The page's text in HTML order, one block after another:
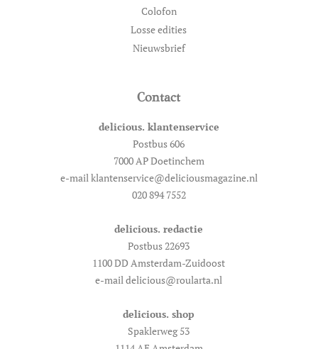
Colofon
Losse edities
Nieuwsbrief
Contact
delicious. klantenservice
Postbus 606
7000 AP Doetinchem
e-mail klantenservice@deliciousmagazine.nl
020 894 7552
delicious. redactie
Postbus 22693
1100 DD Amsterdam-Zuidoost
e-mail delicious@roularta.nl
delicious. shop
Spaklerweg 53